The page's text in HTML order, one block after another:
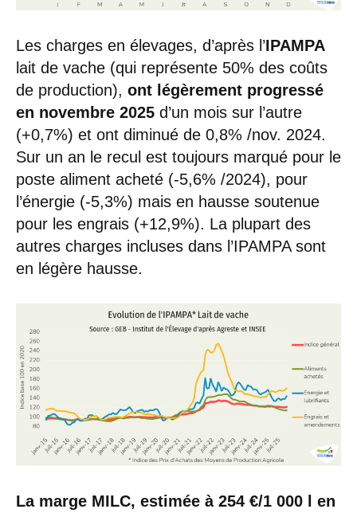
Les charges en élevages, d’après l’IPAMPA
lait de vache (qui représente 50% des coûts
de production), ont légèrement progressé
en novembre 2025 d’un mois sur l’autre
(+0,7%) et ont diminué de 0,8% /nov. 2024.
Sur un an le recul est toujours marqué pour le
poste aliment acheté (-5,6% /2024), pour
l’énergie (-5,3%) mais en hausse soutenue
pour les engrais (+12,9%). La plupart des
autres charges incluses dans l’IPAMPA sont
en légère hausse.
La marge MILC, estimée à 254 €/1 000 l en